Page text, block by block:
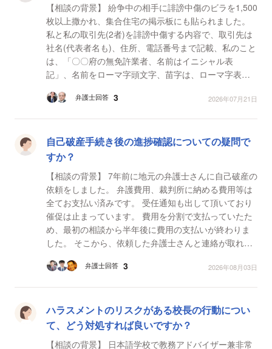
【相談の背景】 紛争中の相手に誹謗中傷のビラを1,500
枚以上撒かれ、集合住宅の掲示板にも貼られました。
私と私の取引先(2者)を誹謗中傷する内容で、取引先は
社名(代表者名も)、住所、電話番号まで記載、私のこと
は、「〇〇府の無免許業者、名前はイニシャル表
記」、名前をローマ字頭文字、苗字は、ローマ字表記
罪に訪れ...弁護士回答 3 2026年07月21日
自己破産手続き後の進捗確認についての疑問で
すか？
【相談の背景】 7年前に地元の弁護士さんに自己破産の
依頼をしました。 弁護費用、裁判所に納める費用等は
全てお支払い済みです。 受任通知も出して頂いており
催促は止まっています。 費用を分割で支払っていたた
め、最初の相談から半年後に費用の支払いが終わりま
した。 そこから、依頼した弁護士さんと連絡が取れな
弁護士回答 3 2026年08月03日
ハラスメントのリスクがある校長の行動につい
て、どう対処すれば良いですか？
【相談の背景】 日本語学校で教務アドバイザー兼非常